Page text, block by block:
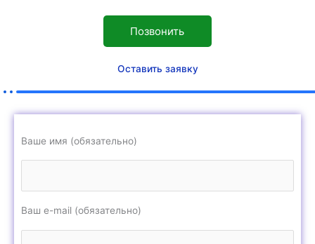
Позвонить
Оставить заявку
Ваше имя (обязательно)
Ваш e-mail (обязательно)